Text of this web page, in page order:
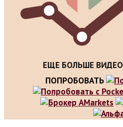
ЕЩЕ БОЛЬШЕ ВИДЕО
ПОПРОБОВАТЬ